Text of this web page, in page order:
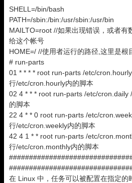
SHELL=/bin/bash
PATH=/sbin:/bin:/usr/sbin:/usr/bin
MAILTO=root //如果出现错误，或者有
给这个帐号
HOME=/ //使用者运行的路径,这里是根
# run-parts
01 * * * * root run-parts /etc/
行/etc/cron.hourly内的脚本
02 4 * * * root run-parts /etc/cron.daily
的脚本
22 4 * * 0 root run-parts /etc/
行/etc/cron.weekly内的脚本
42 4 1 * * root run-parts /etc/
行/etc/cron.monthly内的脚本
在 Linux 中，任务可以被配置在指定的